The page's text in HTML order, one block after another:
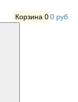
Корзина 00 руб